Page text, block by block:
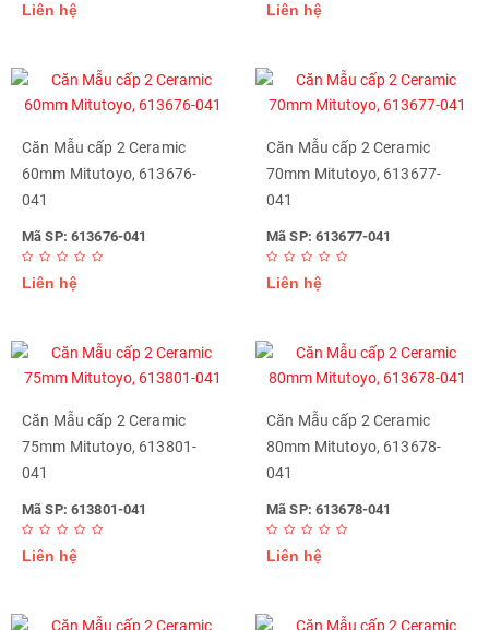
Liên hệ Liên hệ
Căn Mẫu cấp 2 Ceramic
60mm Mitutoyo, 613676-
041
Mã SP: 613676-041
Liên hệ
Căn Mẫu cấp 2 Ceramic
70mm Mitutoyo, 613677-
041
Mã SP: 613677-041
Liên hệ
Căn Mẫu cấp 2 Ceramic
75mm Mitutoyo, 613801-
041
Mã SP: 613801-041
Liên hệ
Căn Mẫu cấp 2 Ceramic
80mm Mitutoyo, 613678-
041
Mã SP: 613678-041
Liên hệ